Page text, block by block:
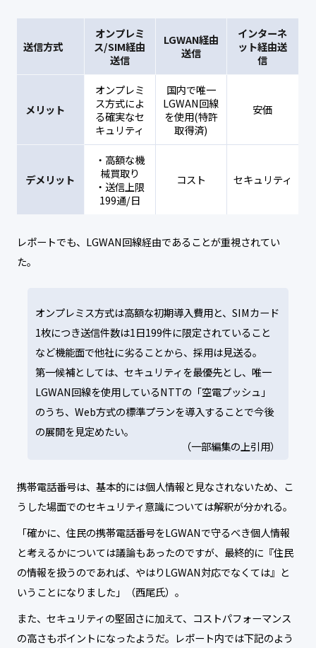
送信方式
オンプレミ
ス/SIM経由
送信
LGWAN経由
送信
インターネ
ット経由送
信
メリット
オンプレミ
ス方式によ
る確実なセ
キュリティ
国内で唯一
LGWAN回線
を使用(特許
取得済)
安価
デメリット
・高額な機
械買取り
・送信上限
199通/日
コスト セキュリティ
レポートでも、LGWAN回線経由であることが重視されてい
た。
オンプレミス方式は高額な初期導入費用と、SIMカード
1枚につき送信件数は1日199件に限定されていること
など機能面で他社に劣ることから、採用は見送る。
第一候補としては、セキュリティを最優先とし、唯一
LGWAN回線を使用しているNTTの「空電プッシュ」
のうち、Web方式の標準プランを導入することで今後
の展開を見定めたい。
（一部編集の上引用）
携帯電話番号は、基本的には個人情報と見なされないため、こ
うした場面でのセキュリティ意識については解釈が分かれる。
「確かに、住民の携帯電話番号をLGWANで守るべき個人情報
と考えるかについては議論もあったのですが、最終的に『住民
の情報を扱うのであれば、やはりLGWAN対応でなくては』と
いうことになりました」（西尾氏）。
また、セキュリティの堅固さに加えて、コストパフォーマンス
の高さもポイントになったようだ。レポート内では下記のよう